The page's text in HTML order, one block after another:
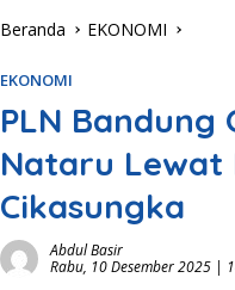
Beranda EKONOMI
EKONOMI
PLN
Nataru Lewat
Cikasungka
Abdul Basir
Rabu, 10 Desember 2025 |